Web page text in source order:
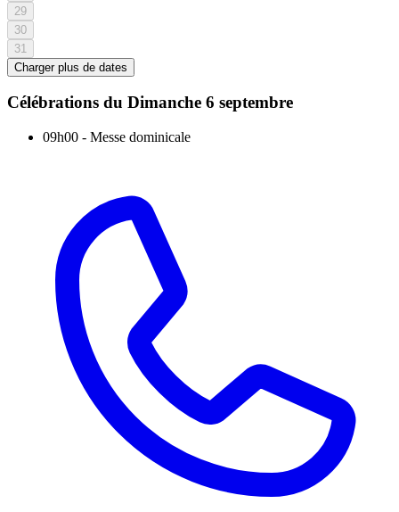
29
30
31
Charger plus de dates
Célébrations du Dimanche 6 septembre
09h00 - Messe dominicale